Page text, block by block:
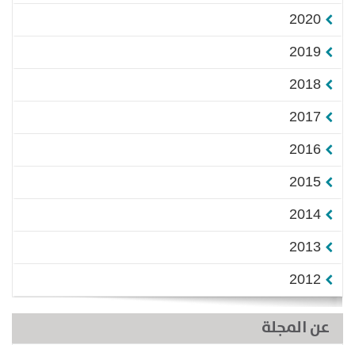
2020
2019
2018
2017
2016
2015
2014
2013
2012
عن المجلة